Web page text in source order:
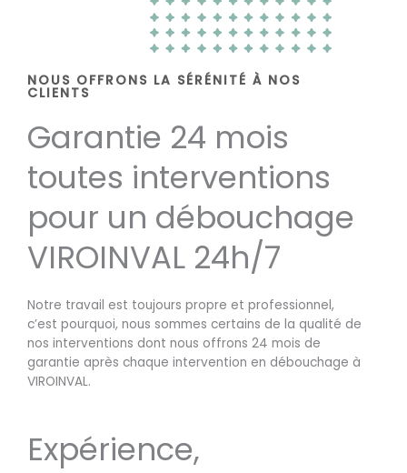
NOUS OFFRONS LA SÉRÉNITÉ À NOS
CLIENTS
Garantie 24 mois
toutes interventions
pour un débouchage
VIROINVAL 24h/7
Notre travail est toujours propre et professionnel,
c’est pourquoi, nous sommes certains de la qualité de
nos interventions dont nous offrons 24 mois de
garantie après chaque intervention en débouchage à
VIROINVAL.
Expérience,